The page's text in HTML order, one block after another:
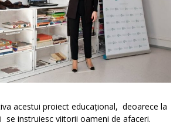
acestui proiect educațional, deoarece la
se instruiesc viitorii oameni de afaceri.